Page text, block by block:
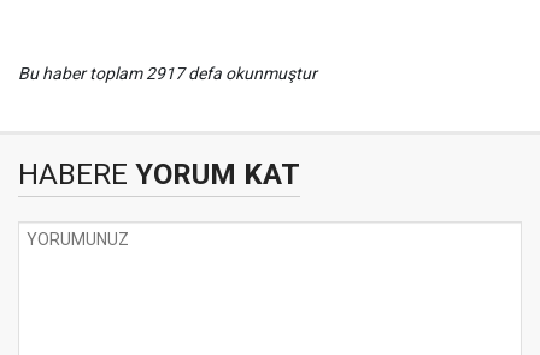
Bu haber toplam 2917 defa okunmuştur
HABERE YORUM KAT